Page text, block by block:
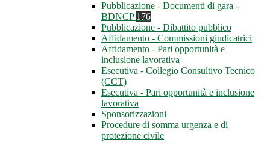
Pubblicazione - Documenti di gara -
BDNCP 176
Pubblicazione - Dibattito pubblico
Affidamento - Commissioni giudicatrici
Affidamento - Pari opportunità e
inclusione lavorativa
Esecutiva - Collegio Consultivo Tecnico
(CCT)
Esecutiva - Pari opportunità e inclusione
lavorativa
Sponsorizzazioni
Procedure di somma urgenza e di
protezione civile